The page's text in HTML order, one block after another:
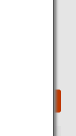
Flughäfen.
Schild
müssen Sie
Informationen